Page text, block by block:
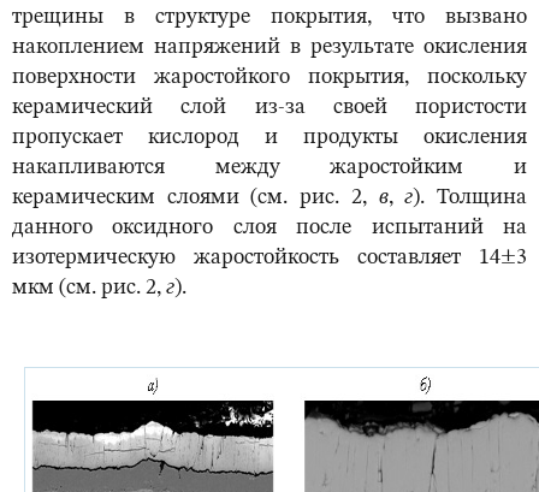
трещины в структуре покрытия, что вызвано
накоплением напряжений в результате окисления
поверхности жаростойкого покрытия, поскольку
керамический слой из-за своей пористости
пропускает кислород и продукты окисления
накапливаются между жаростойким и
керамическим слоями (см. рис. 2, в,г). Толщина
данного оксидного слоя после испытаний на
изотермическую жаростойкость составляет 14±3
мкм (см. рис. 2, г).